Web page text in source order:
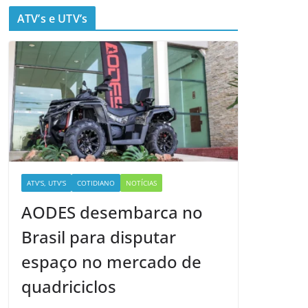
ATV’s e UTV’s
ATV'S, UTV'S COTIDIANO NOTÍCIAS
AODES desembarca no
Brasil para disputar
espaço no mercado de
quadriciclos